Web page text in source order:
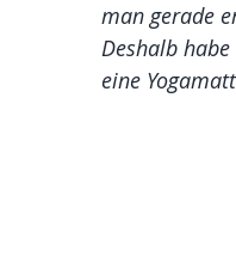
man gerade
Deshalb
eine